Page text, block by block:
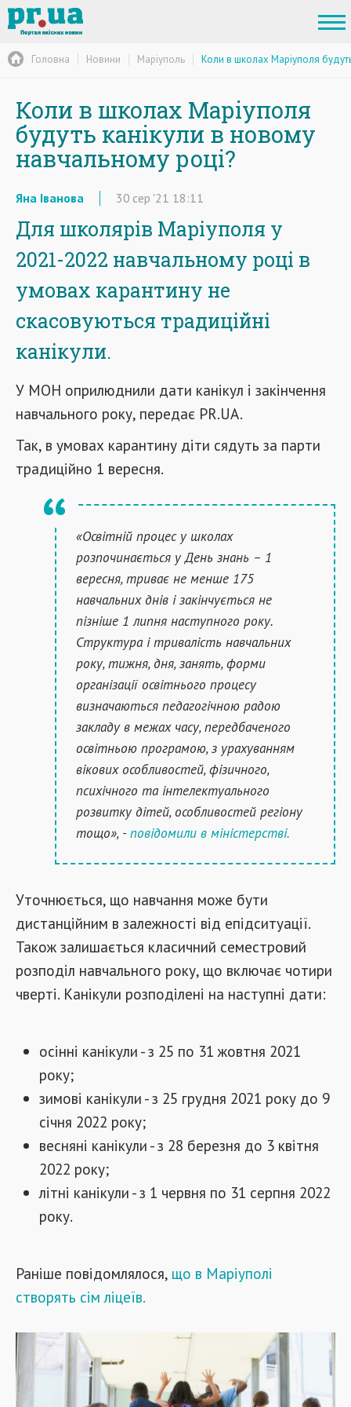
Головна Новини Маріуполь Коли в школах Маріуполя
Коли в школах Маріуполя
будуть канікули в новому
навчальному році?
Яна Іванова 30 сер '21 18:11
Для школярів Маріуполя у
2021-2022 навчальному році в
умовах карантину не
скасовуються традиційні
канікули.
У МОН оприлюднили дати канікул і закінчення
навчального року, передає PR.UA.
Так, в умовах карантину діти сядуть за парти
традиційно 1 вересня.
«Освітній процес у школах
розпочинається у День знань – 1
вересня, триває не менше 175
навчальних днів і закінчується не
пізніше 1 липня наступного року.
Структура і тривалість навчальних
року, тижня, дня, занять, форми
організації освітнього процесу
визначаються педагогічною радою
закладу в межах часу, передбаченого
освітньою програмою, з урахуванням
вікових особливостей, фізичного,
психічного та інтелектуального
розвитку дітей, особливостей регіону
тощо», -повідомили в міністерстві.
Уточнюється, що навчання може бути
дистанційним в залежності від епідситуації.
Також залишається класичний семестровий
розподіл навчального року, що включає чотири
чверті. Канікули розподілені на наступні дати:
осінні канікули - з 25 по 31 жовтня 2021
року;
зимові канікули - з 25 грудня 2021 року до 9
січня 2022 року;
весняні канікули - з 28 березня до 3 квітня
2022 року;
літні канікули - з 1 червня по 31 серпня 2022
року.
Раніше повідомлялося, що в Маріуполі
створять сім ліцеїв.